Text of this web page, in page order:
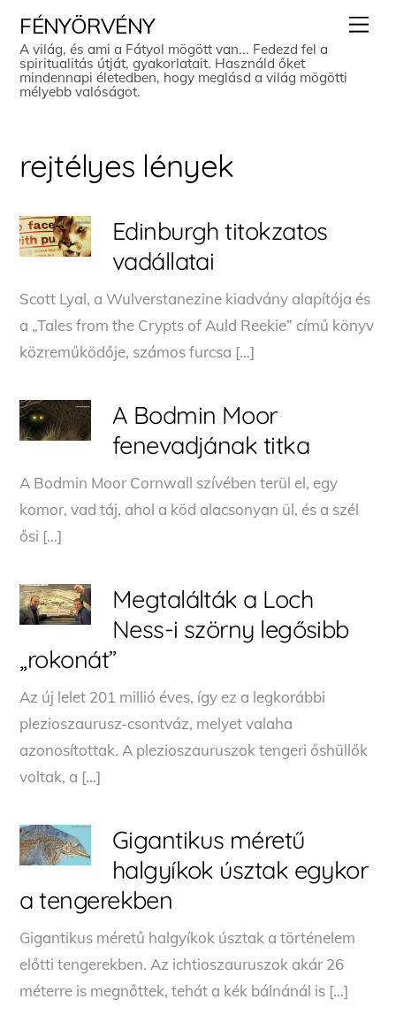
content
FÉNYÖRVÉNY
A világ, és ami a Fátyol mögött van... Fedezd fel a
spiritualitás útját, gyakorlatait. Használd őket
mindennapi életedben, hogy meglásd a világ mögötti
mélyebb valóságot.
rejtélyes lények
Edinburgh titokzatos
vadállatai
Scott Lyal, a Wulverstanezine kiadvány alapítója és
a „Tales from the Crypts of Auld Reekie” című könyv
közreműködője, számos furcsa […]
A Bodmin Moor
fenevadjának titka
A Bodmin Moor Cornwall szívében terül el, egy
komor, vad táj, ahol a köd alacsonyan ül, és a szél
ősi […]
Megtalálták a Loch
Ness-i szörny legősibb
„rokonát”
Az új lelet 201 millió éves, így ez a legkorábbi
plezioszaurusz-csontváz, melyet valaha
azonosítottak. A plezioszauruszok tengeri őshüllők
voltak, a […]
Gigantikus méretű
halgyíkok úsztak egykor
a tengerekben
Gigantikus méretű halgyíkok úsztak a történelem
előtti tengerekben. Az ichtioszauruszok akár 26
méterre is megnőttek, tehát a kék bálnánál is […]